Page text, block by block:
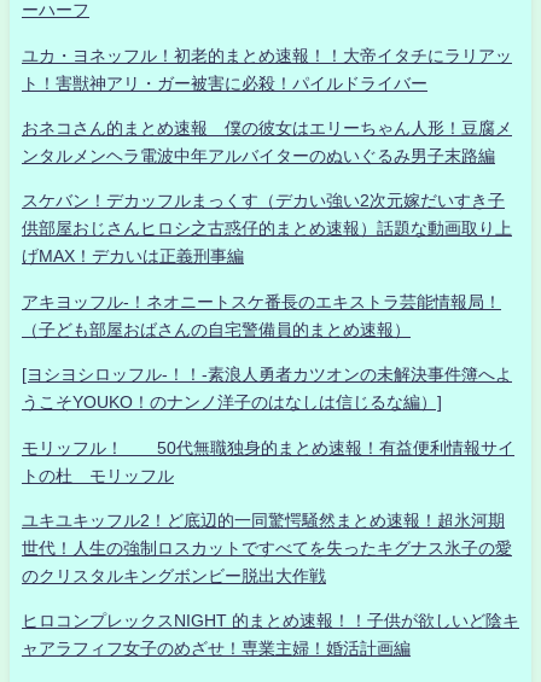
ーハーフ
ユカ・ヨネッフル！初老的まとめ速報！！大帝イタチにラリアッ
ト！害獣神アリ・ガー被害に必殺！パイルドライバー
おネコさん的まとめ速報 僕の彼女はエリーちゃん人形！豆腐メ
ンタルメンヘラ電波中年アルバイターのぬいぐるみ男子末路編
スケバン！デカッフルまっくす（デカい強い2次元嫁だいすき子
供部屋おじさんヒロシ之古惑仔的まとめ速報）話題な動画取り上
げMAX！デカいは正義刑事編
アキヨッフル-！ネオニートスケ番長のエキストラ芸能情報局！
（子ども部屋おばさんの自宅警備員的まとめ速報）
[ヨシヨシロッフル-！！-素浪人勇者カツオンの未解決事件簿へよ
うこそYOUKO！のナンノ洋子のはなしは信じるな編）]
モリッフル！ 50代無職独身的まとめ速報！有益便利情報サイ
トの杜 モリッフル
ユキユキッフル2！ど底辺的一同驚愕騒然まとめ速報！超氷河期
世代！人生の強制ロスカットですべてを失ったキグナス氷子の愛
のクリスタルキングボンビー脱出大作戦
ヒロコンプレックスNIGHT 的まとめ速報！！子供が欲しいど陰キ
ャアラフィフ女子のめざせ！専業主婦！婚活計画編